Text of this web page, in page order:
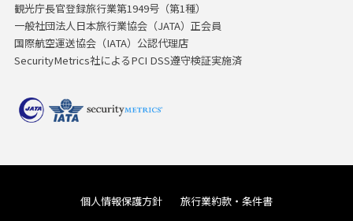
観光庁長官登録旅行業第1949号（第1種）
一般社団法人日本旅行業協会（JATA）正会員
国際航空運送協会（IATA）公認代理店
SecurityMetrics社によるPCI DSS遵守検証実施済
個人情報保護方針 旅行業約款・条件書